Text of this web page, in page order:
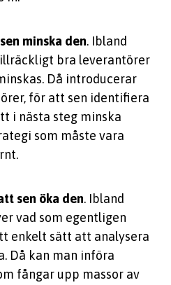
minska den. Ibland
bra leverantörer
Då introducerar
för att sen identifiera
i nästa steg minska
som måste vara
sen öka den. Ibland
vad som egentligen
enkelt sätt att analysera
Då kan man införa
fångar upp massor av